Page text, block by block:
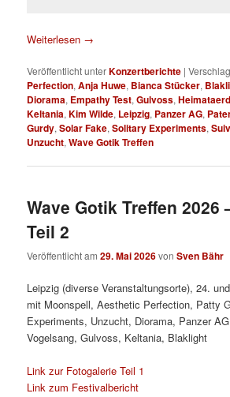
Weiterlesen →
Veröffentlicht unterKonzertberichte |
Perfection,Anja Huwe, Bianca Stücker,
Diorama, Empathy Test,Gulvoss,
Keltania,Kim Wilde, Leipzig, Panzer AG,
Gurdy,Solar Fake,Solitary Experiments,
Unzucht,Wave Gotik Treffen
Wave Gotik Treffen 2026
Teil 2
Veröffentlicht am29. Mai 2026vonSven Bähr
Leipzig (diverse Veranstaltungsorte), 24.
mit Moonspell, Aesthetic Perfection, Patty
Experiments, Unzucht, Diorama, Panzer
Vogelsang, Gulvoss, Keltania, Blaklight
Link zur Fotogalerie Teil 1
Link zum Festivalbericht